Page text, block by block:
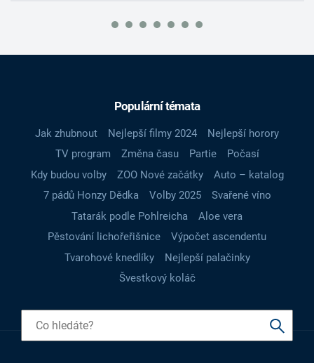
Populární témata
Jak zhubnout Nejlepší filmy 2024
Nejlepší horory
TV program
Změna času Partie
Počasí
Kdy budou volby
ZOO Nové začátky
Auto – katalog
7 pádů Honzy Dědka
Volby 2025
Svařené víno
Tatarák podle Pohlreicha
Aloe vera
Pěstování lichořeřišnice
Výpočet ascendentu
Tvarohové knedlíky
Nejlepší palačinky
Švestkový koláč